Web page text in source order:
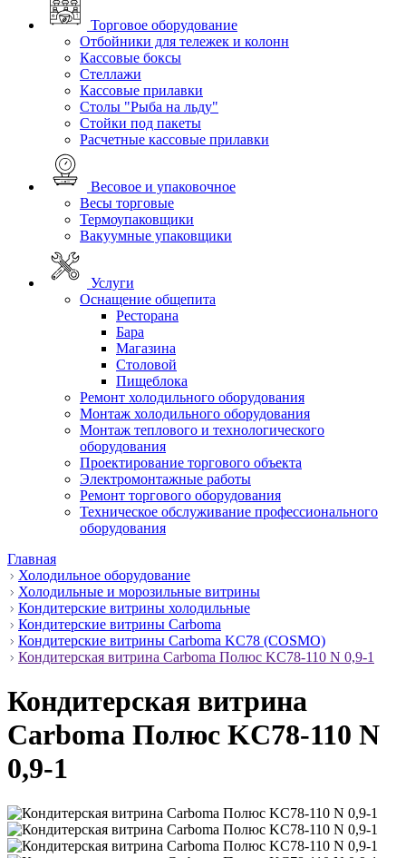
Торговое оборудование
Отбойники для тележек и колонн
Кассовые боксы
Стеллажи
Кассовые прилавки
Столы "Рыба на льду"
Стойки под пакеты
Расчетные кассовые прилавки
Весовое и упаковочное
Весы торговые
Термоупаковщики
Вакуумные упаковщики
Услуги
Оснащение общепита
Ресторана
Бара
Магазина
Столовой
Пищеблока
Ремонт холодильного оборудования
Монтаж холодильного оборудования
Монтаж теплового и технологического
оборудования
Проектирование торгового объекта
Электромонтажные работы
Ремонт торгового оборудования
Техническое обслуживание профессионального
оборудования
Главная
Холодильное оборудование
Холодильные и морозильные витрины
Кондитерские витрины холодильные
Кондитерские витрины Carboma
Кондитерские витрины Carboma KC78 (COSMO)
Кондитерская витрина Carboma Полюс KC78-110 N 0,9-1
Кондитерская витрина
Carboma Полюс KC78-110 N
0,9-1